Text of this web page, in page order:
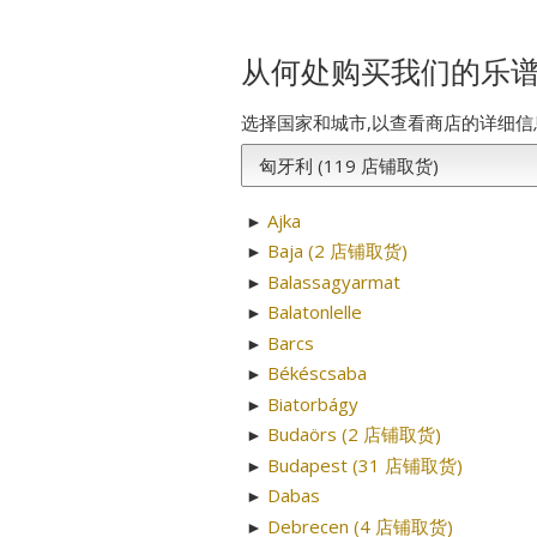
从何处购买我们的乐
选择国家和城市,以查看商店的详细信
► Ajka
► Baja (2 店铺取货)
► Balassagyarmat
► Balatonlelle
► Barcs
► Békéscsaba
► Biatorbágy
► Budaörs (2 店铺取货)
► Budapest (31 店铺取货)
► Dabas
► Debrecen (4 店铺取货)